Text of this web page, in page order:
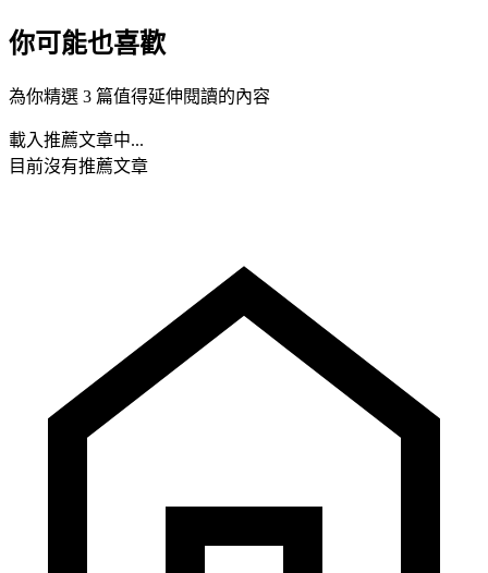
你可能也喜歡
為你精選 3 篇值得延伸閱讀的內容
載入推薦文章中...
目前沒有推薦文章